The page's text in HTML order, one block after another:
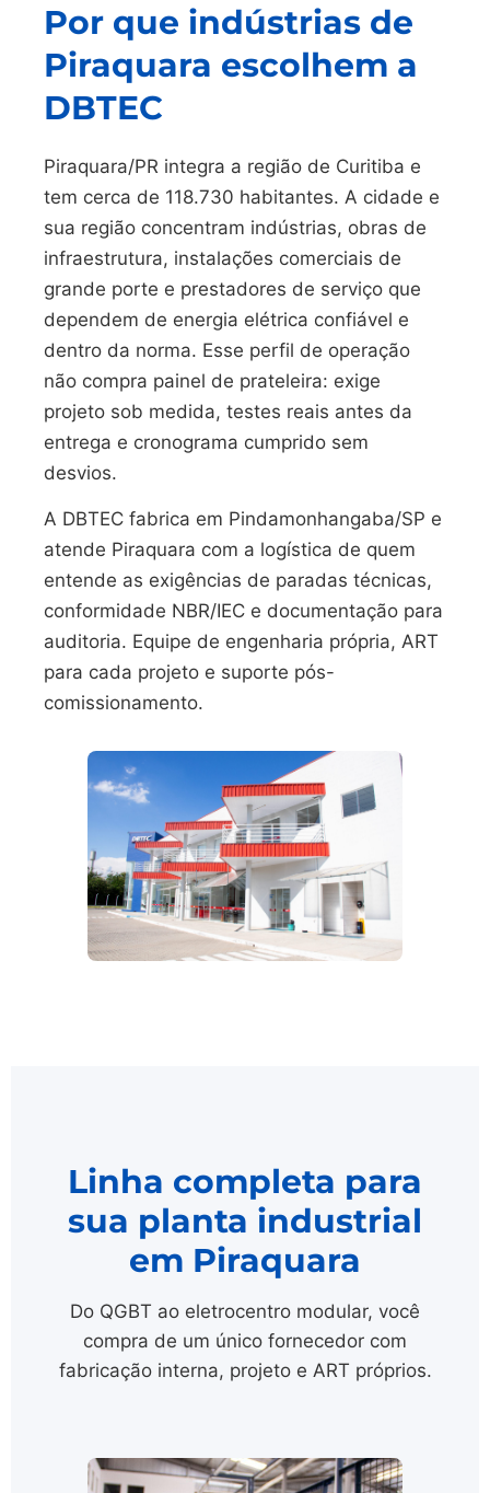
Por que indústrias de
Piraquara escolhem a
DBTEC
Piraquara/PR integra a região de Curitiba e
tem cerca de 118.730 habitantes. A cidade e
sua região concentram indústrias, obras de
infraestrutura, instalações comerciais de
grande porte e prestadores de serviço que
dependem de energia elétrica confiável e
dentro da norma. Esse perfil de operação
não compra painel de prateleira: exige
projeto sob medida, testes reais antes da
entrega e cronograma cumprido sem
desvios.
A DBTEC fabrica em Pindamonhangaba/SP e
atende Piraquara com a logística de quem
entende as exigências de paradas técnicas,
conformidade NBR/IEC e documentação para
auditoria. Equipe de engenharia própria, ART
para cada projeto e suporte pós-
comissionamento.
Linha completa para
sua planta industrial
em Piraquara
Do QGBT ao eletrocentro modular, você
compra de um único fornecedor com
fabricação interna, projeto e ART próprios.